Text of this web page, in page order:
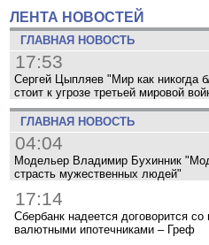
ЛЕНТА НОВОСТЕЙ
ГЛАВНАЯ НОВОСТЬ
17:53
Сергей Цыпляев "Мир как никогда
стоит к угрозе третьей мировой
ГЛАВНАЯ НОВОСТЬ
04:04
Модельер Владимир Бухинник
страсть мужественных людей"
17:14
Сбербанк надеется договорится со
валютными ипотечниками – Греф